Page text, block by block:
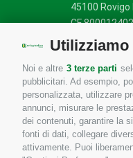
Noi e altre 3 terze parti
pubblicitari. Ad esempio,
personalizzata, utilizzare
annunci, misurare le
dei contenuti, garantire la
fonti di dati, collegare
attivamente. Puoi
45100 Rovigo
CF
Mappa del